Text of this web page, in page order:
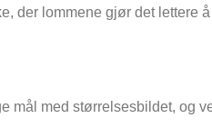
der lommene gjør det lettere
mål med størrelsesbildet, og